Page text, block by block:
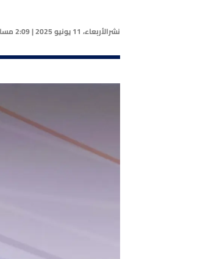
نشرالأربعاء، 11 يونيو 2025 | 2:09 مساءً